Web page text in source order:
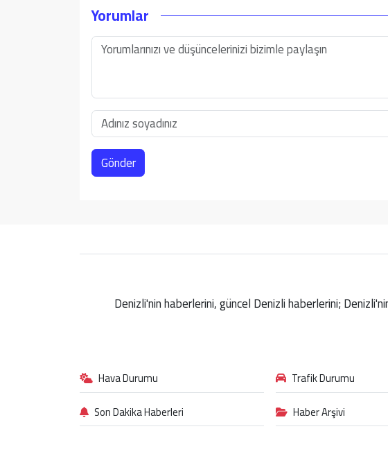
Yorumlar
Gönder
Denizli'nin haberlerini, güncel Denizli haberlerini;
Hava Durumu Trafik Durumu
Son Dakika Haberleri
Haber Arşivi